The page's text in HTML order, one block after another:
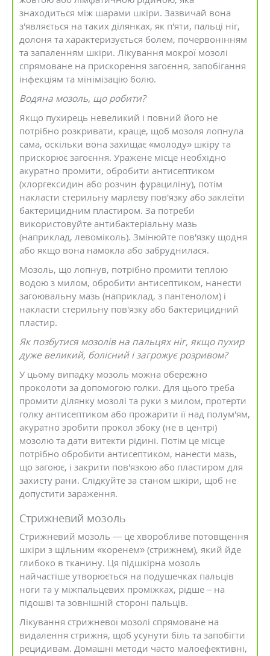
знаходиться між шарами шкіри. Зазвичай вона
з'являється на таких ділянках, як п'яти, пальці ніг,
долоня та характеризується болем, почервонінням
та запаленням шкіри. Лікування мокрої мозолі
спрямоване на прискорення загоєння, запобігання
інфекціям та мінімізацію болю.
Водяна мозоль, що робити?
Якщо пухирець невеликий і повний його не
потрібно розкривати, краще, щоб мозоля лопнула
сама, оскільки вона захищає «молоду» шкіру та
прискорює загоєння. Уражене місце необхідно
акуратно промити, обробити антисептиком
(хлоргексидин або розчин фурациліну), потім
накласти стерильну марлеву пов'язку або заклеїти
бактерицидним пластиром. За потреби
використовуйте антибактеріальну мазь
(наприклад, левоміколь). Змінюйте пов'язку щодня
або якщо вона намокла або забруднилася.
Мозоль, що лопнув, потрібно промити теплою
водою з милом, обробити антисептиком, нанести
загоювальну мазь (наприклад, з пантенолом) і
накласти стерильну пов'язку або бактерицидний
пластир.
Як позбутися мозолів на пальцях ніг, якщо пухир
дуже великий, болісний і загрожує розривом?
У цьому випадку мозоль можна обережно
проколоти за допомогою голки. Для цього треба
промити ділянку мозолі та руки з милом, протерти
голку антисептиком або прожарити її над полум'ям,
акуратно зробити прокол збоку (не в центрі)
мозолю та дати витекти рідині. Потім це місце
потрібно обробити антисептиком, нанести мазь,
що загоює, і закрити пов'язкою або пластиром для
захисту рани. Слідкуйте за станом шкіри, щоб не
допустити зараження.
Стрижневий мозоль
Стрижневий мозоль — це хворобливе потовщення
шкіри з щільним «коренем» (стрижнем), який йде
глибоко в тканину. Ця підшкірна мозоль
найчастіше утворюється на подушечках пальців
ноги та у міжпальцевих проміжках, рідше – на
підошві та зовнішній стороні пальців.
Лікування стрижневої мозолі спрямоване на
видалення стрижня, щоб усунути біль та запобігти
рецидивам. Домашні методи часто малоефективні,